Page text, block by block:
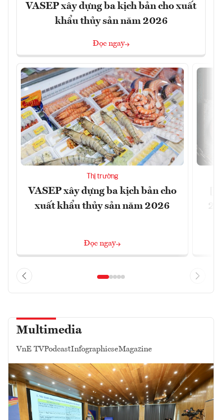
VASEP xây dựng ba kịch bản cho xuất
khẩu thủy sản năm 2026
Đọc ngay
Thị trường
VASEP xây dựng ba kịch bản cho
xuất khẩu thủy sản năm 2026
Đọc ngay
Multimedia
VnE TVPodcastInfographicseMagazine